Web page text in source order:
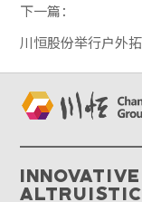
下一篇：
川恒股份举行户外
Innovative
Altruistic